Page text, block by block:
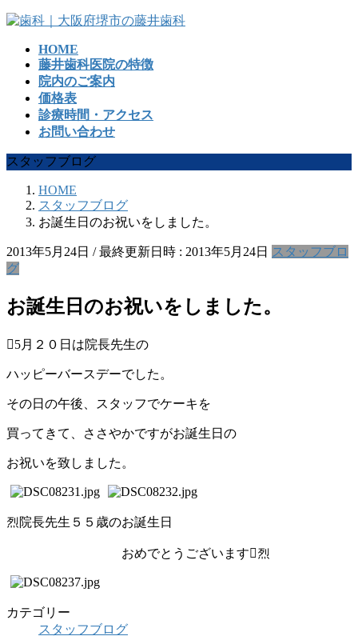
コ
ッ
プ
ナ
移
動
HOME
藤井歯科医院の特徴
院内のご案内
価格表
診療時間・アクセス
お問い合わせ
スタッフブログ
HOME
スタッフブログ
お誕生日のお祝いをしました。
2013年5月24日 / 最終更新日時 : 2013年5月24日 スタッフブロ
グ
お誕生日のお祝いをしました。
5月２０日は院長先生の
ハッピーバースデーでした。
その日の午後、スタッフでケーキを
買ってきて、ささやかですがお誕生日の
お祝いを致しました。
烈院長先生５５歳のお誕生日
おめでとうございます烈
カテゴリー
スタッフブログ